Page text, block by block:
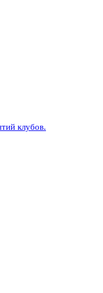
клубов.